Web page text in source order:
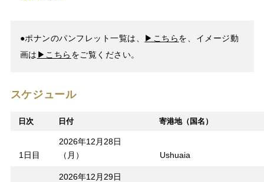
●ポナンのパンフレット一覧は、 ▶こちらを、イメージ動
画は ▶こちら をご覧ください。
スケジュール
日次 日付 寄港地（国名）
1日目
2026年12月28日
（月）
Ushuaia
2026年12月29日